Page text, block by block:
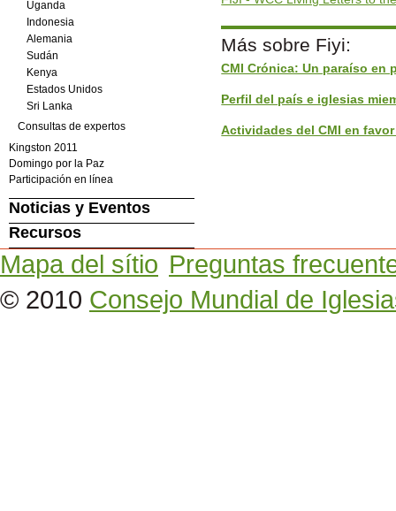
Más sobre Fiyi:
CMI Crónica: Un paraíso en
Perfil del país e iglesias
Actividades del CMI en
Uganda
Indonesia
Alemania
Sudán
Kenya
Estados Unidos
Sri Lanka
Consultas de expertos
Kingston 2011
Domingo por la Paz
Participación en línea
Noticias y Eventos
Recursos
Mapa del sítio Preguntas
© 2010 Consejo Mundial de